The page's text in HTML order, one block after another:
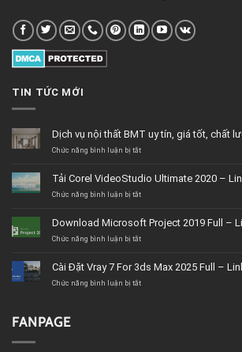
TIN TỨC MỚI
Dịch vụ nội thất BMT uy tín, giá tốt, chất
Chức năng bình luận bị tắtở
nội
thất
tín,
giá
lượng
Tải Corel VideoStudio Ultimate 2020 –
Chức năng bình luận bị tắtở
VideoStudio
Ultimate
Link
GG
Download Microsoft Project 2019 Full –
Chức năng bình luận bị tắtở
Project
2019
Cài Đặt Vray 7 For 3ds Max 2025 Full –
Chức năng bình luận bị tắtở
FANPAGE